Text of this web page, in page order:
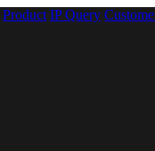
Product IP Query